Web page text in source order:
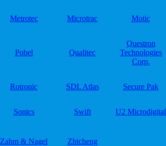
Metrotec Microtrac Motic
Pobel Qualitec
Questron
Technologies
Corp.
Rotronic SDL Atlas Secure Pak
Sonics Swift U2 Microdigital
Zahm & Nagel Zhicheng